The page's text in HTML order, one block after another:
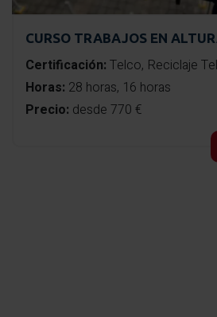
CURSO TRABAJOS EN
Certificación: Telco, Reciclaje
Horas: 28 horas, 16 horas
Precio: desde 770 €